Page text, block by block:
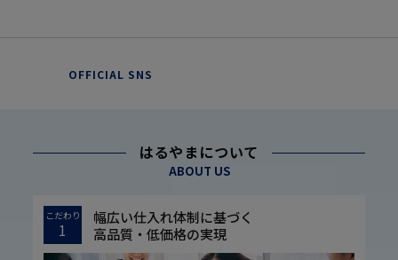
OFFICIAL SNS
はるやまについて
ABOUT US
こだわり
1
幅広い仕入れ体制に基づく
高品質・低価格の実現